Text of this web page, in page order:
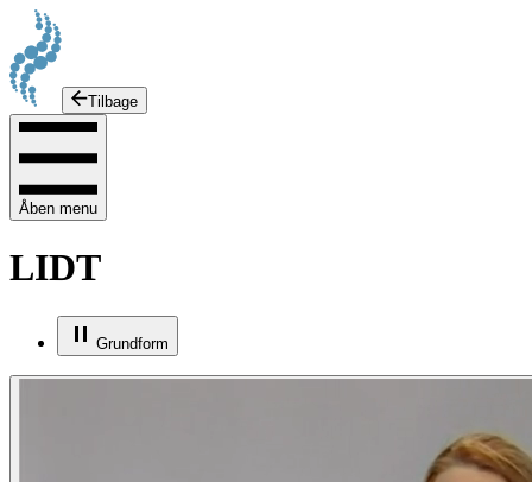
Tilbage
Åben menu
LIDT
Grundform